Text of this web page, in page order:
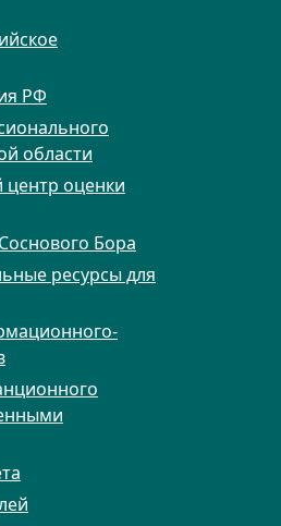
РФ
области
оценки
Бора
ресурсы для